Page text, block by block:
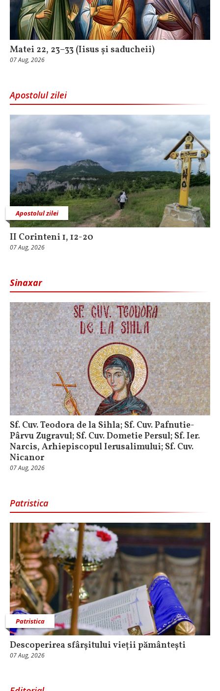
Matei 22, 23–33 (Iisus și saducheii)
07 Aug, 2026
Apostolul zilei
Apostolul zilei
II Corinteni 1, 12-20
07 Aug, 2026
Sinaxar
Sf. Cuv. Teodora de la Sihla; Sf. Cuv. Pafnutie-
Pârvu Zugravul; Sf. Cuv. Dometie Persul; Sf. Ier.
Narcis, Arhiepiscopul Ierusalimului; Sf. Cuv.
Nicanor
07 Aug, 2026
Patristica
Patristica
Descoperirea sfârșitului vieții pământești
07 Aug, 2026